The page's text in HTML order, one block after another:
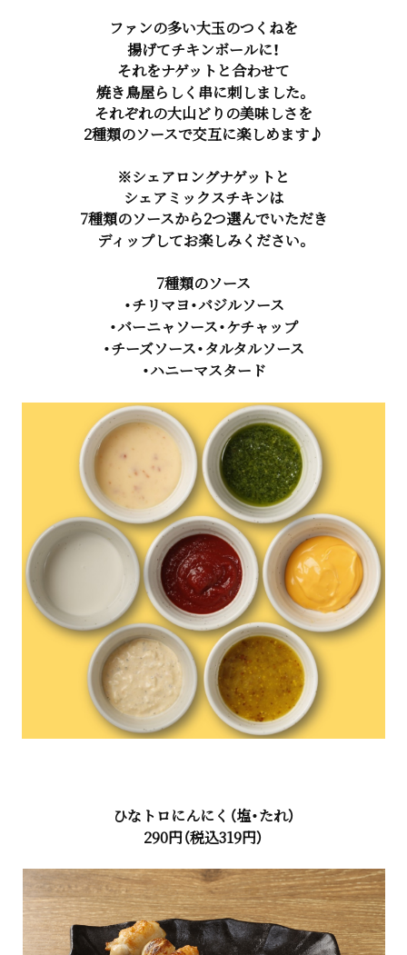
ファンの多い大玉のつくねを
揚げてチキンボールに！
それをナゲットと合わせて
焼き鳥屋らしく串に刺しました。
それぞれの大山どりの美味しさを
2種類のソースで交互に楽しめます♪
※シェアロングナゲットと
シェアミックスチキンは
7種類のソースから2つ選んでいただき
ディップしてお楽しみください。
7種類のソース
・チリマヨ・バジルソース
・バーニャソース・ケチャップ
・チーズソース・タルタルソース
・ハニーマスタード
ひなトロにんにく（塩・たれ）
290円（税込319円）